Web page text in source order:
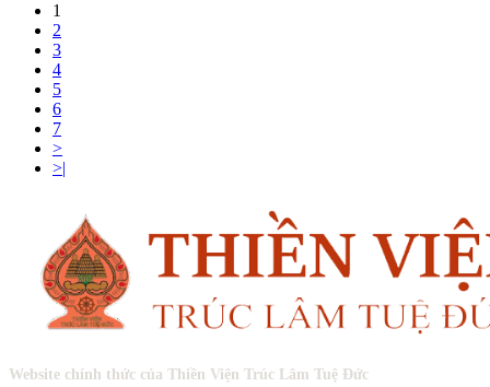
1
2
3
4
5
6
7
>
>|
Website chính thức của Thiền Viện Trúc Lâm Tuệ Đức